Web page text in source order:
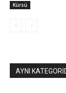
Kürsü
AYNI